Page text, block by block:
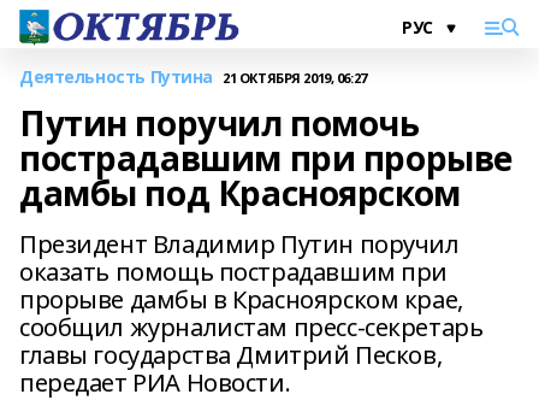
Деятельность Путина 21 ОКТЯБРЯ 2019, 06:27
Путин поручил помочь
пострадавшим при прорыве
дамбы под Красноярском
Президент Владимир Путин поручил
оказать помощь пострадавшим при
прорыве дамбы в Красноярском крае,
сообщил журналистам пресс-секретарь
главы государства Дмитрий Песков,
передает РИА Новости.